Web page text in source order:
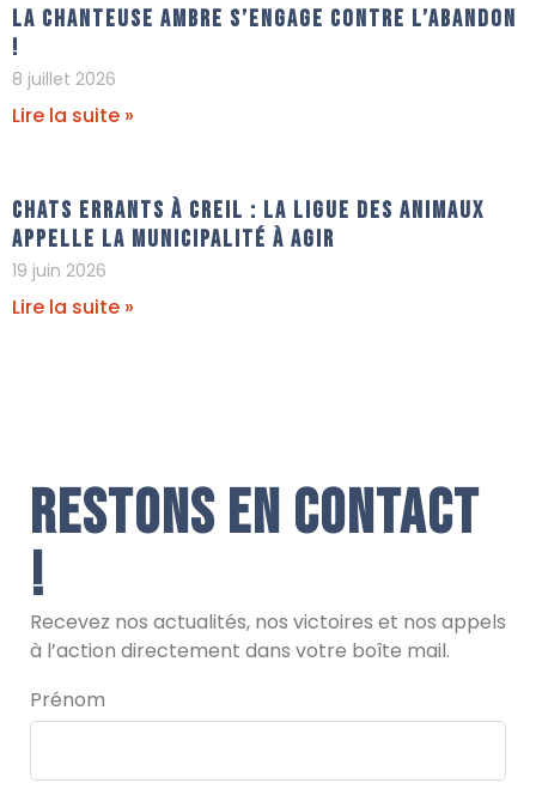
La chanteuse Ambre s’engage contre l’abandon
!
8 juillet 2026
Lire la suite »
Chats errants à Creil : La Ligue Des Animaux
appelle la municipalité à agir
19 juin 2026
Lire la suite »
Restons en contact
!
Recevez nos actualités, nos victoires et nos appels
à l’action directement dans votre boîte mail.
Prénom